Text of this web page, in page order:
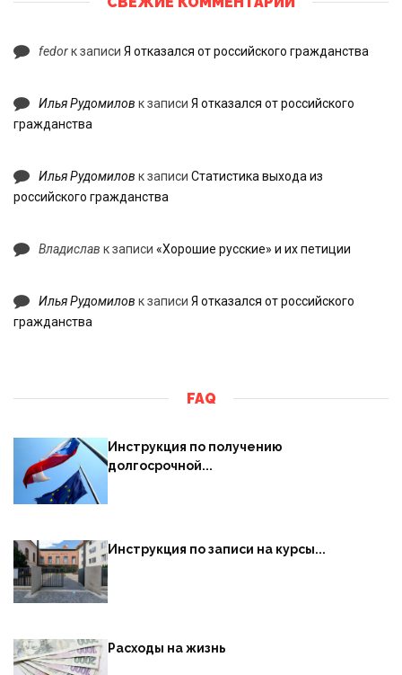
fedorк записи Я отказался от российского гражданства
Илья Рудомилов к записи Я отказался от российского
гражданства
Илья Рудомилов к записи Статистика выхода из
российского гражданства
Владислав к записи «Хорошие русские» и их петиции
Илья Рудомилов к записи Я отказался от российского
гражданства
FAQ
Инструкция по получению
долгосрочной...
Инструкция по записи на курсы...
Расходы на жизнь